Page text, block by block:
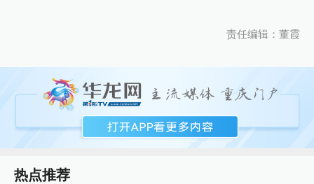
责任编辑：董霞
热点推荐